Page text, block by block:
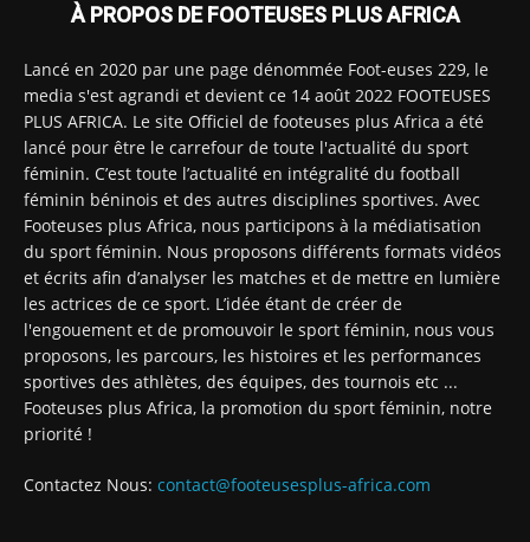
À PROPOS DE FOOTEUSES PLUS AFRICA
Lancé en 2020 par une page dénommée Foot-euses 229, le
media s'est agrandi et devient ce 14 août 2022 FOOTEUSES
PLUS AFRICA. Le site Officiel de footeuses plus Africa a été
lancé pour être le carrefour de toute l'actualité du sport
féminin. C’est toute l’actualité en intégralité du football
féminin béninois et des autres disciplines sportives. Avec
Footeuses plus Africa, nous participons à la médiatisation
du sport féminin. Nous proposons différents formats vidéos
et écrits afin d’analyser les matches et de mettre en lumière
les actrices de ce sport. L’idée étant de créer de
l'engouement et de promouvoir le sport féminin, nous vous
proposons, les parcours, les histoires et les performances
sportives des athlètes, des équipes, des tournois etc ...
Footeuses plus Africa, la promotion du sport féminin, notre
priorité !
Contactez Nous: contact@footeusesplus-africa.com